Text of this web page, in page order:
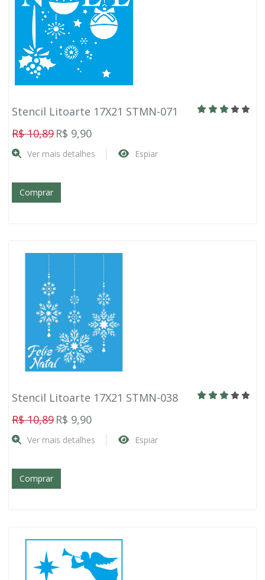
Stencil Litoarte 17X21 STMN-071
R$ 10,89 R$ 9,90
Ver mais detalhes Espiar
Comprar
Stencil Litoarte 17X21 STMN-038
R$ 10,89 R$ 9,90
Ver mais detalhes Espiar
Comprar